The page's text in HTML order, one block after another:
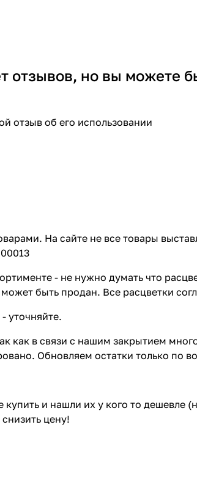
отзывов, но вы можете
отзыв об его использовании
На сайте не все товары
- не нужно думать что
быть продан. Все расцветки
уточняйте.
как в связи с нашим закрытием
Обновляем остатки только по
купить и нашли их у кого то
цену!